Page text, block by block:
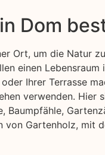
Dom
Ort, um die Natur
einen
Ihrer Terrasse
verwenden. Hier
Baumpfähle,
von Gartenholz, mit